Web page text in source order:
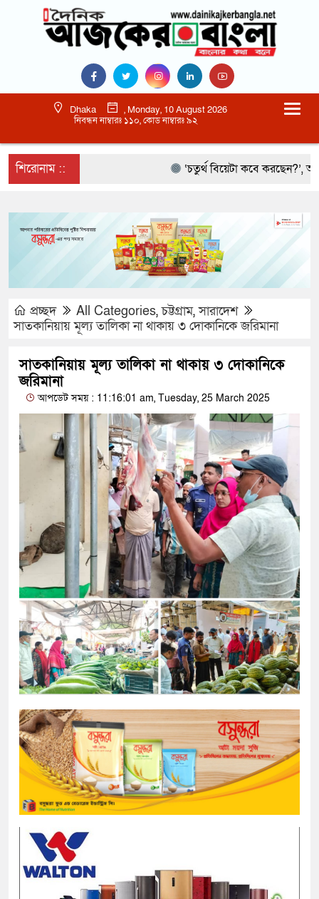
Dhaka
, Monday, 10 August 2026
নিবন্ধন নাম্বারঃ ১১০, কোড নাম্বারঃ ৯২
শিরোনাম :: ‘চতুর্থ বিয়েটা কবে করছেন?’,
প্রচ্ছদ All Categories,চট্টগ্রাম,সারাদেশ
সাতকানিয়ায় মূল্য তালিকা না থাকায় ৩ দোকানিকে জরিমানা
সাতকানিয়ায় মূল্য তালিকা না থাকায় ৩ দোকানিকে
জরিমানা
আপডেট সময় : 11:16:01 am, Tuesday, 25 March 2025